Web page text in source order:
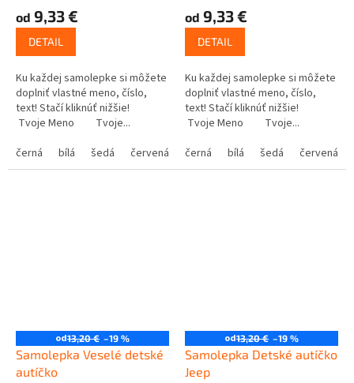
od 9,33 €
DETAIL
Ku každej samolepke si môžete
doplniť vlastné meno, číslo,
text! Stačí kliknúť nižšie!
Tvoje Meno Tvoje...
černá
bílá šedá červená modrá žlutá zelená růžová
od 9,33 €
DETAIL
Ku každej samolepke si môžete
doplniť vlastné meno, číslo,
text! Stačí kliknúť nižšie!
Tvoje Meno Tvoje...
černá
bílá šedá červená
od13,20 € –19 %
Samolepka Veselé detské
autíčko
od13,20 € –19 %
Samolepka Detské autíčko
Jeep